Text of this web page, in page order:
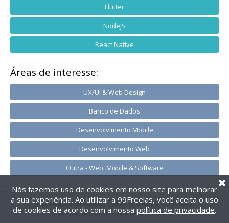
Flutter
NodeJS
React Native
Áreas de interesse:
UX/UI & Web Design
Banco de Dados
Desenvolvimento Mobile
Desenvolvimento Web
Outra - Web, Mobile & Software
@2014-2026 99Freelas. Todos os direitos reservados.
Termos de uso| Política de privacidade
Nós fazemos uso de cookies em nosso site para melhorar
a sua experiência. Ao utilizar a 99Freelas, você aceita o uso
de cookies de acordo com a nossa política de privacidade.